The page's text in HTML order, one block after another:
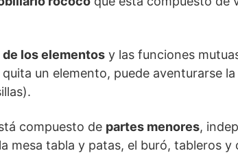
de los elementos y las funciones
quita un elemento, puede aventurarse
compuesto de partes menores,
mesa tabla y patas, el buró, tableros y